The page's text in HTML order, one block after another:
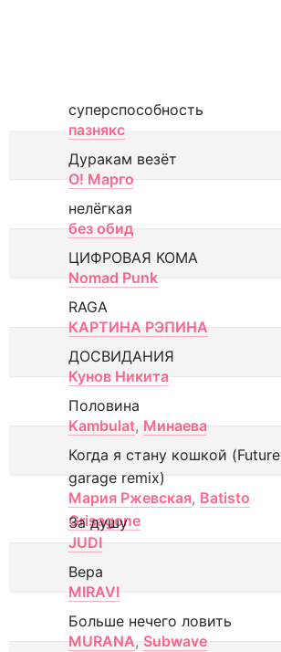
суперспособность
пазнякс
Дуракам везёт
О! Марго
нелёгкая
без обид
ЦИФРОВАЯ КОМА
Nomad Punk
RAGA
КАРТИНА РЭПИНА
ДОСВИДАНИЯ
Кунов Никита
Половина
Kambulat, Минаева
Когда я стану кошкой (Future
garage remix)
Мария Ржевская, Batisto
Grisagone
За душу
JUDI
Вера
MIRAVI
Больше нечего ловить
MURANA, Subwave